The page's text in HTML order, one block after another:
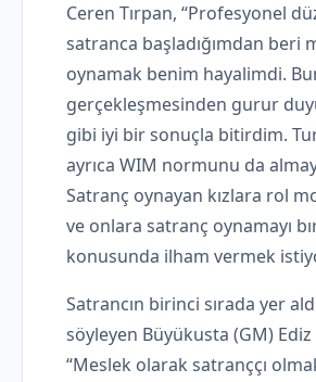
Ceren Tırpan, “Profesyonel
satranca başladığımdan beri
oynamak benim hayalimdi.
gerçekleşmesinden gurur
gibi iyi bir sonuçla bitirdim.
ayrıca WIM normunu da
Satranç oynayan kızlara rol
ve onlara satranç oynamayı
konusunda ilham vermek
Satrancın birinci sırada yer
söyleyen Büyükusta (GM)
“Meslek olarak satranççı